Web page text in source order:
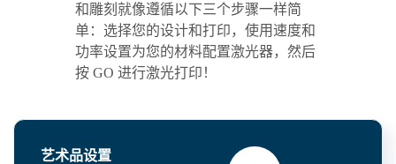
和雕刻就像遵循以下三个步骤一样简
单：选择您的设计和打印，使用速度和
功率设置为您的材料配置激光器，然后
按 GO 进行激光打印！
艺术品设置